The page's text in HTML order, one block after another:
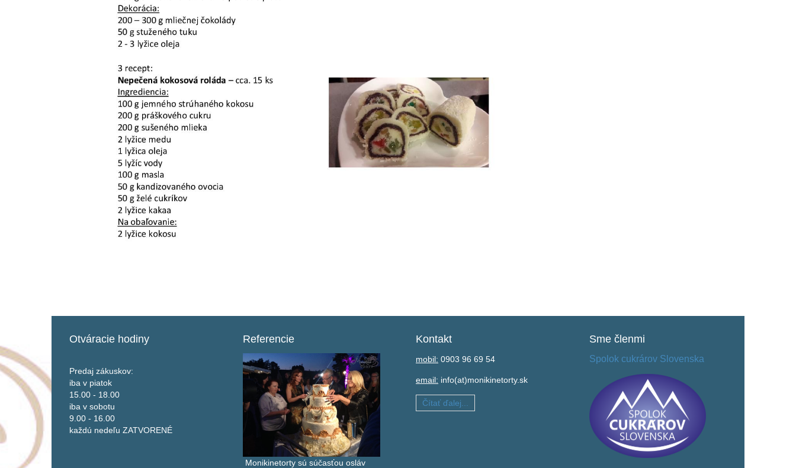
Otváracie hodiny
Predaj zákuskov:
iba v piatok
15.00 - 18.00
iba v sobotu
9.00 - 16.00
každú nedeľu ZATVORENÉ
Referencie
Monikinetorty sú súčasťou osláv
Kontakt
mobil: 0903 96 69 54
email: info(at)monikinetorty.sk
Čítať ďalej...
Smečlenmi
Spolok cukrárov Slovenska